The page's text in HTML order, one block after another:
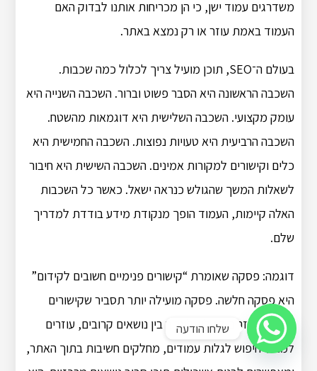
משדרגים עמוד ישן, כי הן מכריחות אותנו לבדוק האם
העמוד באמת עוזר או רק נמצא באתר.
בעולם ה־SEO, תוכן מועיל צריך לכלול כמה שכבות.
השכבה הראשונה היא הסבר פשוט וברור. השכבה השנייה היא
עומק מקצועי. השכבה השלישית היא דוגמאות מהשטח.
השכבה הרביעית היא טעויות נפוצות. השכבה החמישית היא
כלים וקישורים למקורות אמינים. השכבה השישית היא חיבור
לשאלות המשך שהגולש כנראה ישאל. כאשר כל השכבות
האלה קיימות, העמוד הופך מנקודת מידע בודדת למדריך
שלם.
דוגמה: פסקה שאומרת “קישורים פנימיים חשובים לקידום”
היא פסקה חלשה. פסקה מועילה יותר תסביר שקישורים
פנימיים עוזרים לגולש לעבור בין נושאים קרובים, עוזרים
למנועי חיפוש לגלות עמודים, מחלקים חשיבות בתוך האתר,
שלחו הודעה